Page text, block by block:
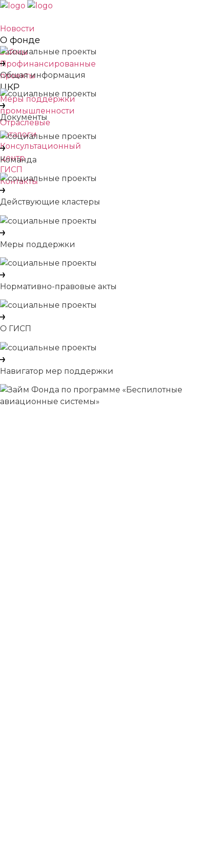
Новости
О фонде
Займы
Профинансированные
проекты
ЦКР
Меры поддержки
промышленности
Отраслевые
каталоги
Консультационный
центр
ГИСП
Контакты
Общая информация
Документы
Команда
Действующие кластеры
Меры поддержки
Нормативно-правовые акты
О ГИСП
Навигатор мер поддержки